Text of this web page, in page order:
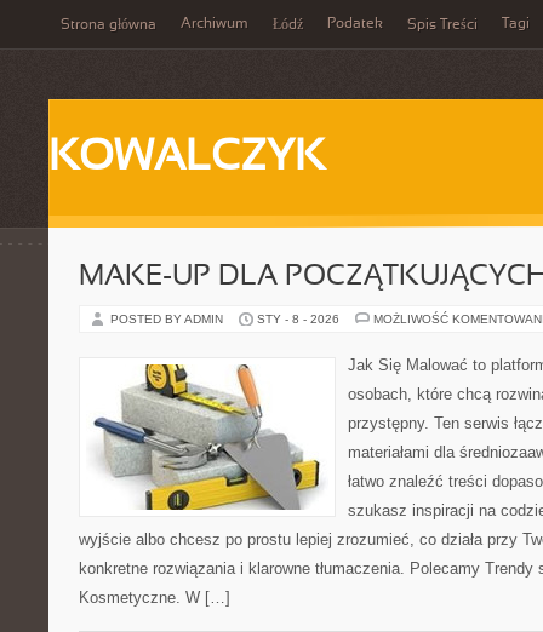
Strona główna Archiwum Łódź Podatek Spis Treści Tagi
KOWALCZYK
MAKE-UP DLA
POSTED BY ADMIN STY - 8 - 2026 MOŻLIWOŚĆ
Jak Się Malować to
osobach, które chcą
przystępny. Ten serwis
materiałami dla
łatwo znaleźć treści
szukasz inspiracji na
wyjście albo chcesz po prostu lepiej zrozumieć, co działa przy
konkretne rozwiązania i klarowne tłumaczenia. Polecamy Trendy
Kosmetyczne. W […]